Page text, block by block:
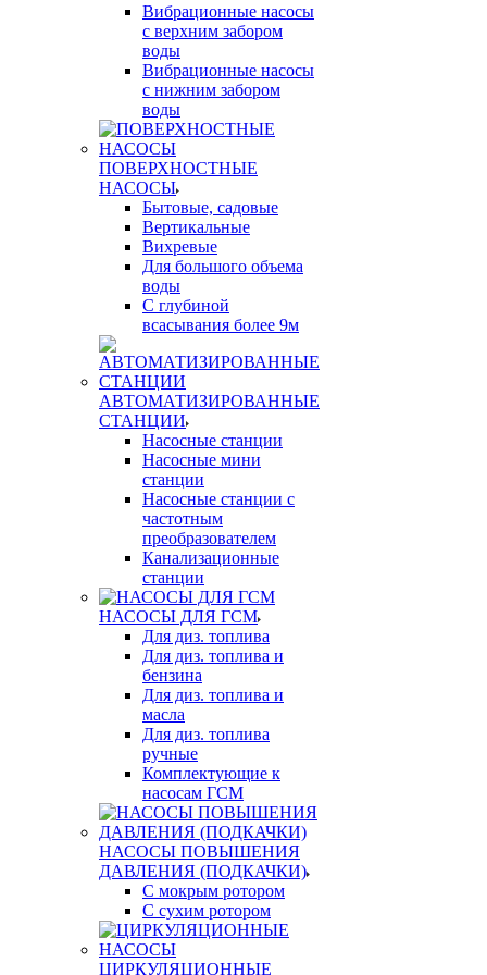
Вибрационные насосы
с верхним забором
воды
Вибрационные насосы
с нижним забором
воды
ПОВЕРХНОСТНЫЕ
НАСОСЫ
Бытовые, садовые
Вертикальные
Вихревые
Для большого объема
воды
С глубиной
всасывания более 9м
АВТОМАТИЗИРОВАННЫЕ
СТАНЦИИ
Насосные станции
Насосные мини
станции
Насосные станции с
частотным
преобразователем
Канализационные
станции
НАСОСЫ ДЛЯ ГСМ
Для диз. топлива
Для диз. топлива и
бензина
Для диз. топлива и
масла
Для диз. топлива
ручные
Комплектующие к
насосам ГСМ
НАСОСЫ ПОВЫШЕНИЯ
ДАВЛЕНИЯ (ПОДКАЧКИ)
С мокрым ротором
С сухим ротором
ЦИРКУЛЯЦИОННЫЕ